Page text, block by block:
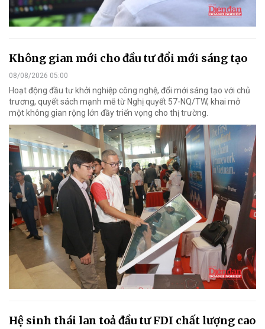
Không gian mới cho đầu tư đổi mới sáng tạo
08/08/2026 05:00
Hoạt động đầu tư khởi nghiệp công nghệ, đổi mới sáng tạo với chủ
trương, quyết sách mạnh mẽ từ Nghị quyết 57-NQ/TW, khai mở
một không gian rộng lớn đầy triển vọng cho thị trường.
Hệ sinh thái lan toả đầu tư FDI chất lượng cao